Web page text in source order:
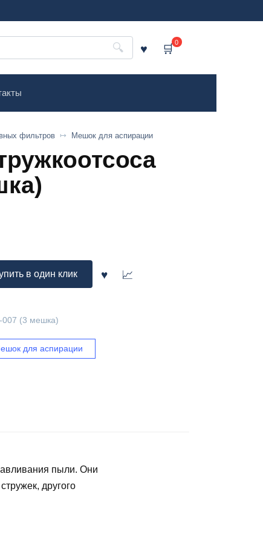
0
фильтров Мешок для аспирации
в один клик
007 (3 мешка)
для аспирации
пыли. Они
другого